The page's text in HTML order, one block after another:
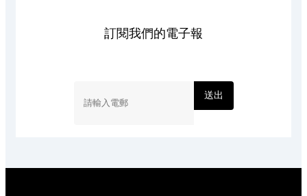
訂閱我們的電子報
送出